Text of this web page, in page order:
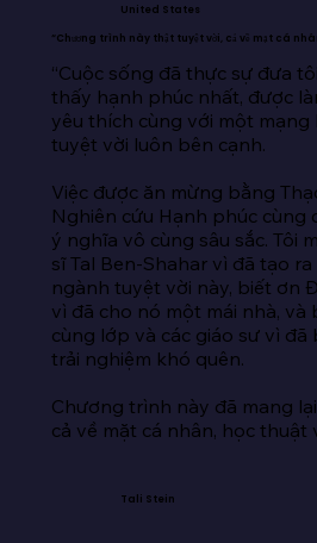
United States
“Chương trình này thật tuyệt vời, cả về mặt cá
“Cuộc sống đã thực sự đưa
thấy hạnh phúc nhất, được
yêu thích cùng với một
tuyệt vời luôn bên cạnh.
Việc được ăn mừng bằng
Nghiên cứu Hạnh phúc cùng
ý nghĩa vô cùng sâu sắc. Tôi
sĩ Tal Ben-Shahar vì đã tạo
ngành tuyệt vời này, biết ơn
vì đã cho nó một mái nhà, và
cùng lớp và các giáo sư vì
trải nghiệm khó quên.
Chương trình này đã mang
cả về mặt cá nhân, học thuật
Tali Stein